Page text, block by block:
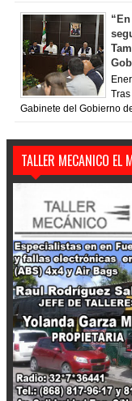
Gabinete del Gobierno
TALLER MECANICO EL